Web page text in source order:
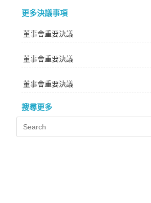
更多決議事項
董事會重要決議
董事會重要決議
董事會重要決議
搜尋更多